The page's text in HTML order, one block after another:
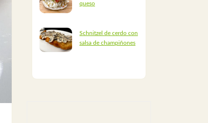
queso
Schnitzel de cerdo con
salsa de champiñones